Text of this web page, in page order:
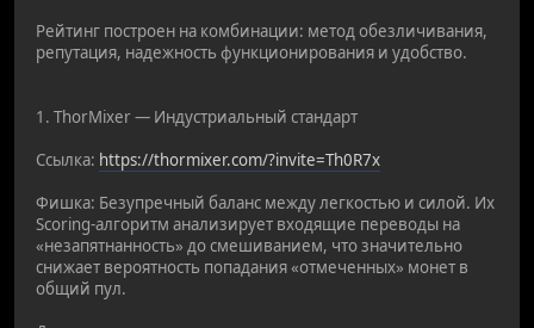
Рейтинг построен на комбинации: метод обезличивания,
репутация, надежность функционирования и удобство.
1. ThorMixer — Индустриальный стандарт
Ссылка: https://thormixer.com/?invite=Th0R7x
Фишка: Безупречный баланс между легкостью и силой. Их
Scoring-алгоритм анализирует входящие переводы на
«незапятнанность» до смешиванием, что значительно
снижает вероятность попадания «отмеченных» монет в
общий пул.